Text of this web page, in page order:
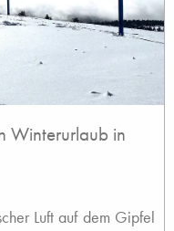
Winterurlaub in
Luft auf dem Gipfel